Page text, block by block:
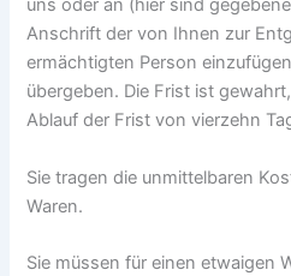
uns oder an (hier sind
Anschrift der von Ihnen zur
ermächtigten Person
übergeben. Die Frist ist
Ablauf der Frist von vierzehn
Sie tragen die unmittelbaren
Waren.
Sie müssen für einen etwaigen